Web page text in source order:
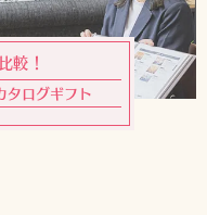
較！
ログギフト